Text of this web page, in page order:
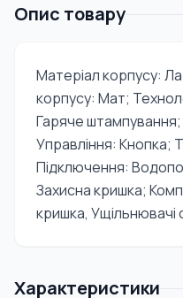
Опис товару
Матеріал корпусу:
корпусу: Мат;
Гаряче
Управління: Кнопка;
Підключення:
Захисна кришка;
кришка, Ущільнювачі
Характеристики